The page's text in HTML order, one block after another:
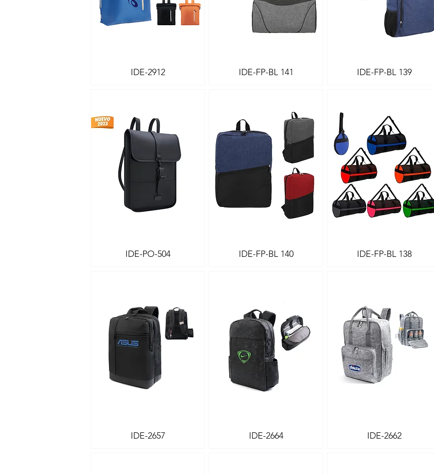
Vista rápida
IDE-2912 Vista rápida
IDE-FP-BL 141 Vista rápida
IDE-FP-BL 139
Vista rápida
IDE-PO-504 Vista rápida
IDE-FP-BL 140 Vista rápida
IDE-FP-BL 138
Vista rápida
IDE-2657 Vista rápida
IDE-2664 Vista rápida
IDE-2662